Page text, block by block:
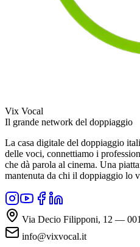
Vix Vocal
Il grande network del doppiaggio
La casa digitale del doppiaggio
delle voci, connettiamo i
che dà parola al cinema. Una
mantenuta da chi il doppiaggio lo
Via Decio Filipponi, 12 —
info@vixvocal.it